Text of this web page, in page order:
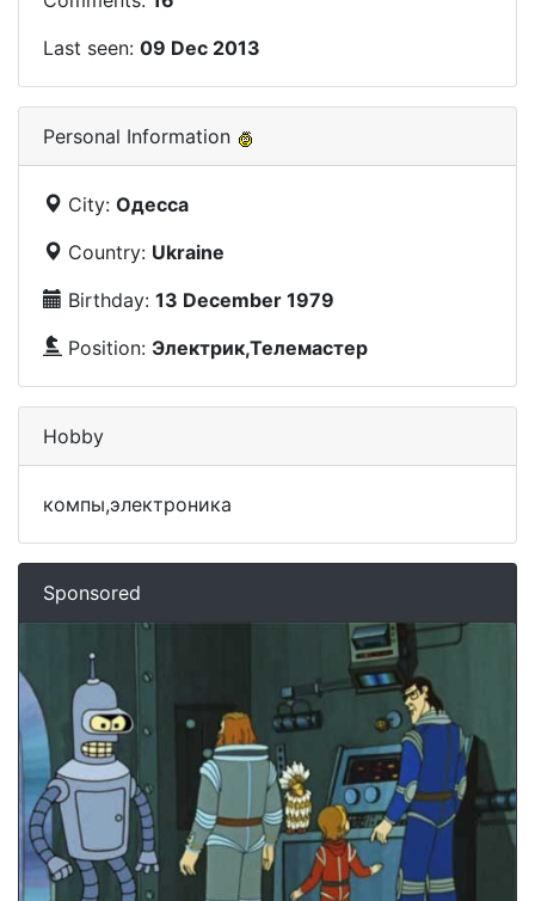
Last seen: 09 Dec 2013
Personal Information
City: Одесса
Country: Ukraine
Birthday: 13 December 1979
Position: Электрик,Телемастер
Hobby
компы,электроника
Sponsored